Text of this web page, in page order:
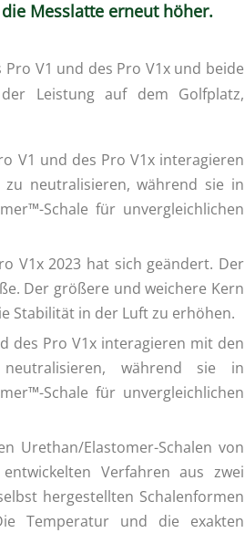
Messlatte erneut höher.
V1 und des Pro V1x und beide
Leistung auf dem Golfplatz,
V1 und des Pro V1x interagieren
zu neutralisieren, während sie in
Schale für unvergleichlichen
V1x 2023 hat sich geändert. Der
Der größere und weichere Kern
Stabilität in der Luft zu erhöhen.
des Pro V1x interagieren mit den
neutralisieren, während sie in
Schale für unvergleichlichen
Urethan/Elastomer-Schalen von
Verfahren aus zwei
hergestellten Schalenformen
Temperatur und die exakten